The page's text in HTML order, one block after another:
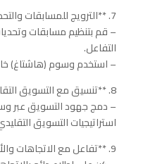
7. **الترويج للمسابقات والتحديات:**
– قم بتنظيم مسابقات
التفاعل.
– استخدم وسوم (هاشتاغ)
8. **تنسيق مع التسويق التقليدي:**
– دمج جهود التسويق عبر
استراتيجيات التسويق
9. **تفاعل مع الاتجاهات والأحداث الحالية:**